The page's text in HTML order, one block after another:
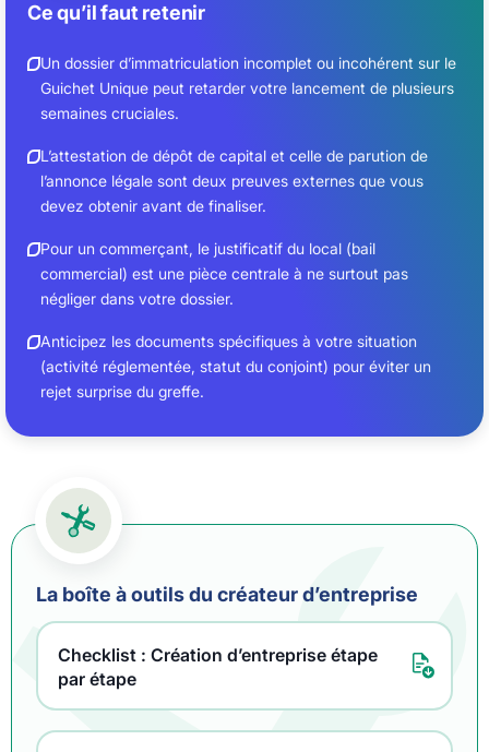
Ce qu’il faut retenir
Un dossier d’immatriculation incomplet ou incohérent sur le
Guichet Unique peut retarder votre lancement de plusieurs
semaines cruciales.
L’attestation de dépôt de capital et celle de parution de
l’annonce légale sont deux preuves externes que vous
devez obtenir avant de finaliser.
Pour un commerçant, le justificatif du local (bail
commercial) est une pièce centrale à ne surtout pas
négliger dans votre dossier.
Anticipez les documents spécifiques à votre situation
(activité réglementée, statut du conjoint) pour éviter un
rejet surprise du greffe.
La boîte à outils du créateur d’entreprise
Checklist : Création d’entreprise étape
par étape